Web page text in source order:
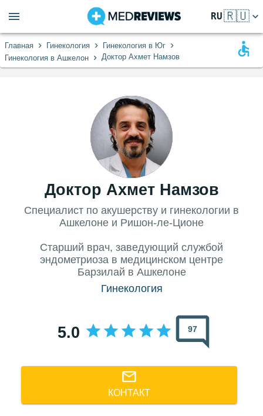
RU🇷🇺
Главная › Гинекология › Гинекология в Юг ›
Гинекология в Ашкелон › Доктор Ахмет Намзов
Доктор Ахмет Намзов
Специалист по акушерству и гинекологии в
Ашкелоне и Ришон-ле-Ционе
Старший врач, заведующий службой
эндометриоза в медицинском центре
Барзилай в Ашкелоне
Гинекология
5.0 97
КОНТАКТ